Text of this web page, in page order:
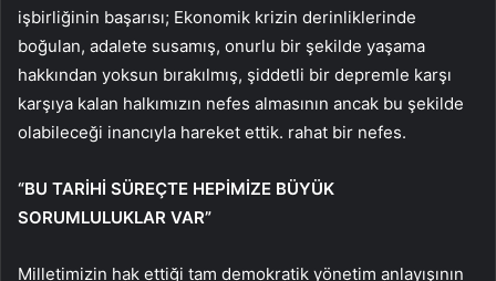
işbirliğinin başarısı; Ekonomik krizin derinliklerinde
boğulan, adalete susamış, onurlu bir şekilde yaşama
hakkından yoksun bırakılmış, şiddetli bir depremle karşı
karşıya kalan halkımızın nefes almasının ancak bu şekilde
olabileceği inancıyla hareket ettik. rahat bir nefes.
“BU TARİHİ SÜREÇTE HEPİMİZE BÜYÜK
SORUMLULUKLAR VAR”
Milletimizin hak ettiği tam demokratik yönetim anlayışının